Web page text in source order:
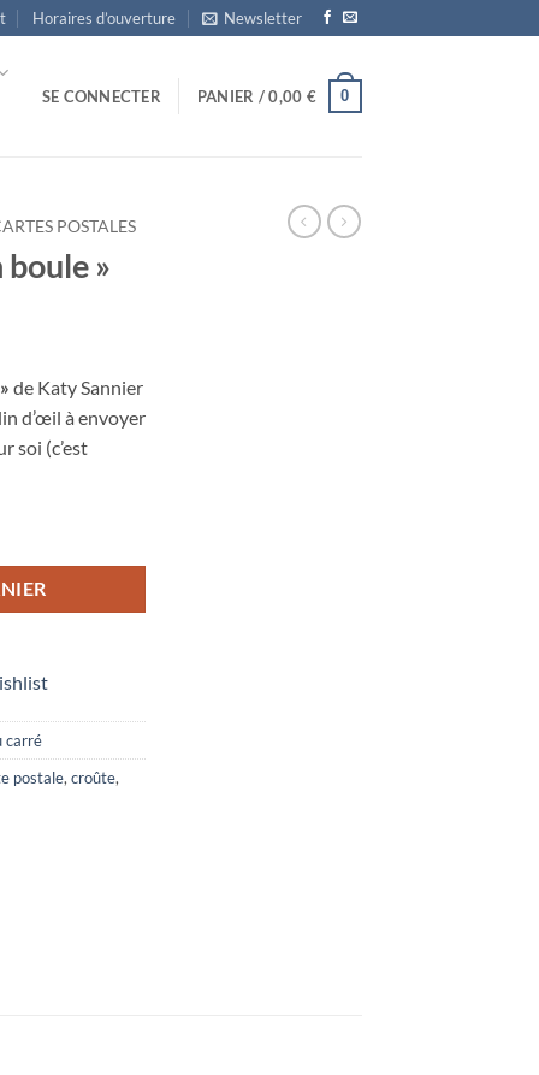
Horaires d’ouverture Newsletter
SE CONNECTER PANIER /0,00 € 0
POSTALES
boule »
de Katy Sannier
d’œil à envoyer
soi (c’est
carré
postale, croûte,